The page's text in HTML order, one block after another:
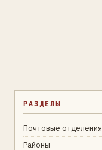
РАЗДЕЛЫ
Почтовые отделения
Районы